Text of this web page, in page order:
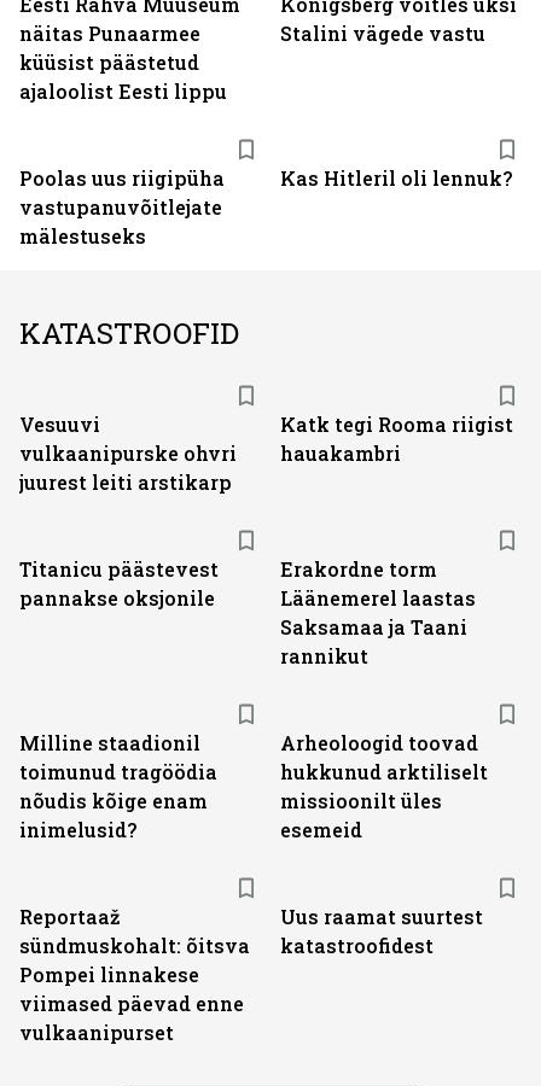
näitas Punaarmee
küüsist päästetud
ajaloolist Eesti lippu
Stalini vägede vastu
Poolas uus riigipüha
vastupanuvõitlejate
mälestuseks
Kas Hitleril oli lennuk?
KATASTROOFID
Vesuuvi
vulkaanipurske ohvri
juurest leiti arstikarp
Katk tegi Rooma riigist
hauakambri
Titanicu päästevest
pannakse oksjonile
Erakordne torm
Läänemerel laastas
Saksamaa ja Taani
rannikut
Milline staadionil
toimunud tragöödia
nõudis kõige enam
inimelusid?
Arheoloogid toovad
hukkunud arktiliselt
missioonilt üles
esemeid
Reportaaž
sündmuskohalt: õitsva
Pompei linnakese
viimased päevad enne
vulkaanipurset
Uus raamat suurtest
katastroofidest